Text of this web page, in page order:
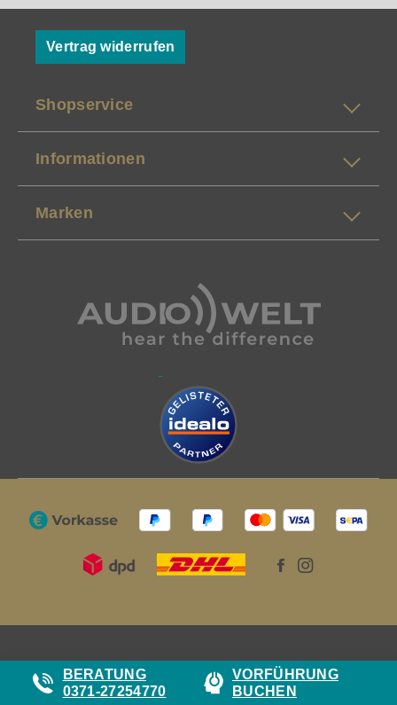
Vertrag widerrufen
Shopservice
Informationen
Marken
BERATUNG
0371-27254770
VORFÜHRUNG
BUCHEN